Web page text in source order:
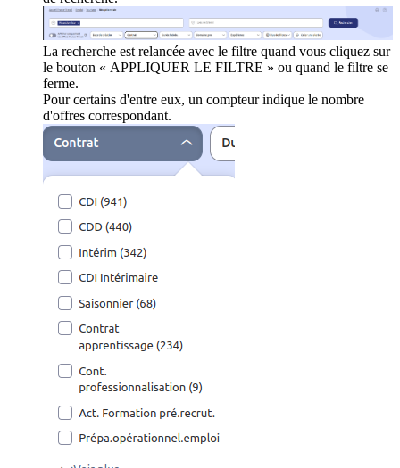
La recherche est relancée avec le filtre quand vous cliquez sur
le bouton « APPLIQUER LE FILTRE » ou quand le filtre se
ferme.
Pour certains d'entre eux, un compteur indique le nombre
d'offres correspondant.